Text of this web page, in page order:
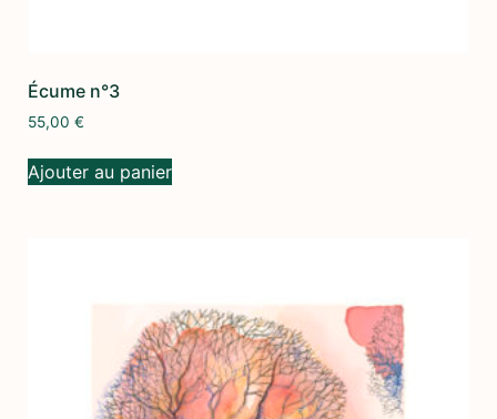
Écume n°3
55,00 €
Ajouter au panier